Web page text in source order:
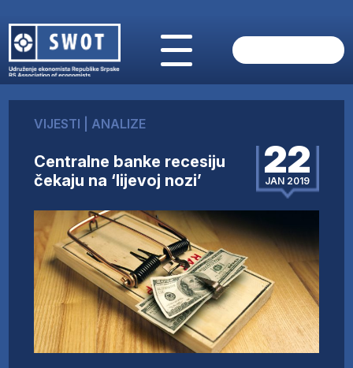
O NAMA
AKTUELNO
ANALIZE
FINANSIJE
IZ STRANIH MEDIJA
AKTIVNOSTI
SWOT INTERVJU
UČLANI SE
KONTAKT
VIJESTI ANALIZE
Centralne banke recesiju
čekaju na ‘lijevoj nozi’
22
JAN 2019